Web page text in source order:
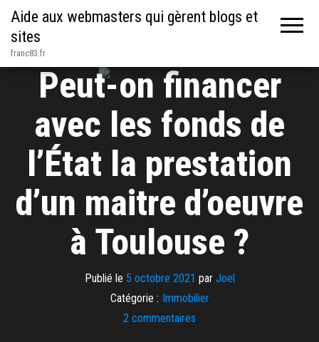
Aide aux webmasters qui gèrent blogs et
sites
franc83.fr
Peut-on financer
avec les fonds de
l’État la prestation
d’un maitre d’oeuvre
à Toulouse ?
Publié le 5 octobre 2021 par Joel
Catégorie : Immobilier
2 commentaires